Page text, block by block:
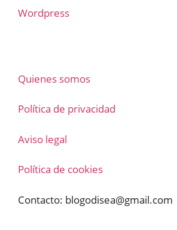
Wordpress
Quienes somos
Política de privacidad
Aviso legal
Política de cookies
Contacto: blogodisea@gmail.com